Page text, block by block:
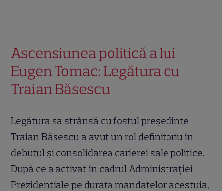
Ascensiunea politică a lui
Eugen Tomac: Legătura cu
Traian Băsescu
Legătura sa strânsă cu fostul președinte
Traian Băsescu a avut un rol definitoriu în
debutul și consolidarea carierei sale politice.
După ce a activat în cadrul Administrației
Prezidențiale pe durata mandatelor acestuia,